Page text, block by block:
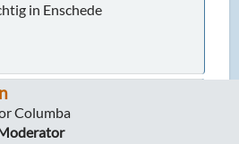
in Enschede
Columba